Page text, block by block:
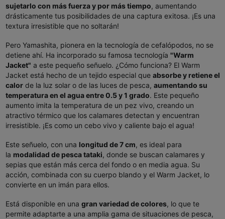
sujetarlo con más fuerza y por más tiempo, aumentando
drásticamente tus posibilidades de una captura exitosa. ¡Es una
textura irresistible que no soltarán!
Pero Yamashita, pionera en la tecnología de cefalópodos, no se
detiene ahí. Ha incorporado su famosa tecnología "Warm
Jacket" a este pequeño señuelo. ¿Cómo funciona? El Warm
Jacket está hecho de un tejido especial que absorbe y retiene el
calor de la luz solar o de las luces de pesca, aumentando su
temperatura en el agua entre 0.5 y 1 grado. Este pequeño
aumento imita la temperatura de un pez vivo, creando un
atractivo térmico que los calamares detectan y encuentran
irresistible. ¡Es como un cebo vivo y caliente bajo el agua!
Este señuelo, con una longitud de 7 cm, es ideal para
la modalidad de pesca tataki, donde se buscan calamares y
sepias que están más cerca del fondo o en media agua. Su
acción, combinada con su cuerpo blando y el Warm Jacket, lo
convierte en un imán para ellos.
Está disponible en una gran variedad de colores, lo que te
permite adaptarte a una amplia gama de situaciones de pesca,